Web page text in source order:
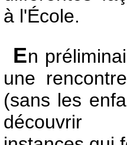
à l'École.
En
une
(sans les
découvrir